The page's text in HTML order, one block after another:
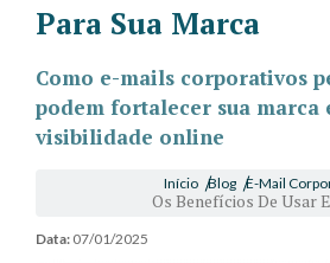
Para Sua Marca
Como e-mails corporativos
podem fortalecer sua marca
visibilidade online
Início Blog E-Mail
Os Benefícios De Usar
Data: 07/01/2025